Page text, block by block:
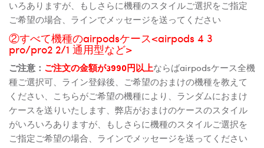
いろありますが、もしさらに機種のスタイルご選択をご指定
ご希望の場合、ラインでメッセージを送ってください
②すべて機種のairpodsケース<airpods 4 3
pro/pro2 2/1 通用型など>
ご注意： ご注文の金額が3990円以上ならばairpodsケース全機
種ご選択可、ライン登録後、ご希望のおまけの機種を教えて
ください、こちらがご希望の機種により、ランダムにおまけ
ケースを送りいたします、弊店がおまけのケースのスタイル
がいろいろありますが、もしさらに機種のスタイルご選択を
ご指定ご希望の場合、ラインでメッセージを送ってください